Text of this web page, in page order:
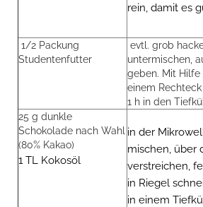
rein, damit es
1/2 Packung
Studentenfutter
evtl. grob
untermischen,
geben. Mit
einem
1 h in den
25 g dunkle
Schokolade nach Wahl
(80% Kakao)
1 TL Kokosöl
in der
mischen, über
verstreichen,
in Riegel
in einem